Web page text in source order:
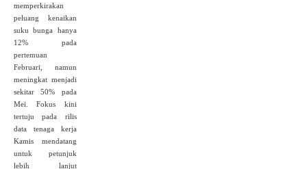
memperkirakan
peluang kenaikan
suku bunga hanya
12% pada
pertemuan
Februari, namun
meningkat menjadi
sekitar 50% pada
Mei. Fokus kini
tertuju pada rilis
data tenaga kerja
Kamis mendatang
untuk petunjuk
lebih lanjut